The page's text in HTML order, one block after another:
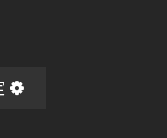
導致電容器容量衰減
於電容器的結構或製
容器的運行條件不